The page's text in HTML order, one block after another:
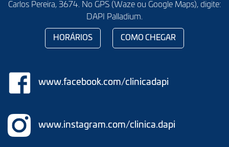
Carlos Pereira, 3674. No GPS (Waze ou Google Maps), digite:
DAPI Palladium.
HORÁRIOS COMO CHEGAR
www.facebook.com/clinicadapi
www.instagram.com/clinica.dapi